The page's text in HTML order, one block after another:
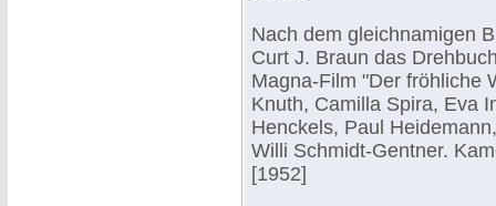
Nach dem gleichnamigen
Curt J. Braun das
Magna-Film "Der fröhliche
Knuth, Camilla Spira, Eva
Henckels, Paul
Willi Schmidt-Gentner.
[1952]